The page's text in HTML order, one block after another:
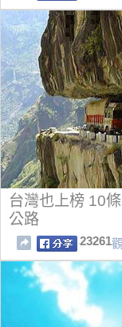
台灣也上榜 10
公路
23261